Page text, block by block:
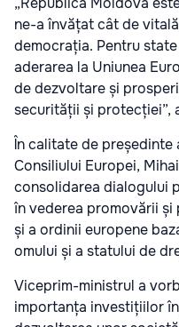
ne-a învățat cât de
democrația. Pentru
aderarea la Uniunea
de dezvoltare și
securității și protecției”,
În calitate de
Consiliului Europei,
consolidarea dialogului
în vederea promovării
și a ordinii europene
omului și a statului de
Viceprim-ministrul a
importanța investițiilor